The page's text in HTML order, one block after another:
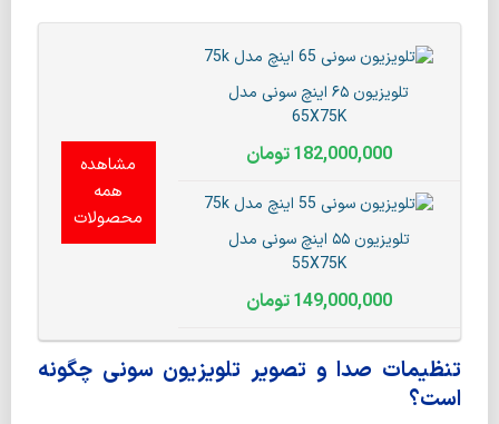
تلویزیون ۶۵ اینچ سونی مدل
65X75K
182,000,000تومان
تلویزیون ۵۵ اینچ سونی مدل
55X75K
149,000,000تومان
مشاهده
همه
محصولات
تنظیمات صدا و تصویر تلویزیون سونی چگونه
است؟